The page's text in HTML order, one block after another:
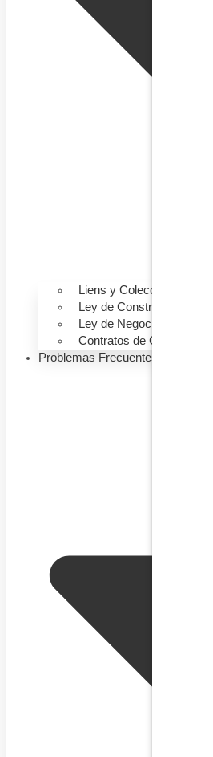
Liens y Colecciones
Ley de Construcción
Ley de Negocios
Contratos de Construcción
Problemas Frecuentes